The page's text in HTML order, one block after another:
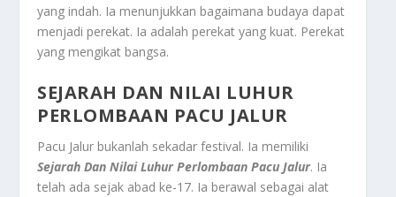
yang indah. Ia menunjukkan bagaimana budaya dapat
menjadi perekat. Ia adalah perekat yang kuat. Perekat
yang mengikat bangsa.
SEJARAH DAN NILAI LUHUR
PERLOMBAAN PACU JALUR
Pacu Jalur bukanlah sekadar festival. Ia memiliki
Sejarah Dan Nilai Luhur Perlombaan Pacu Jalur. Ia
telah ada sejak abad ke-17. Ia berawal sebagai alat